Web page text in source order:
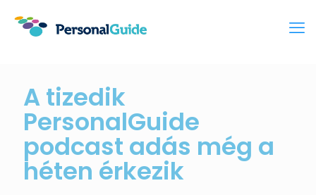
A tizedik
PersonalGuide
podcast adás még a
héten érkezik